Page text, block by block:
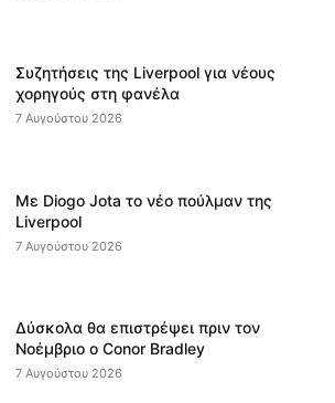
Συζητήσεις της Liverpool για νέους
χορηγούς στη φανέλα
7 Αυγούστου 2026
Με Diogo Jota το νέο πούλμαν της
Liverpool
7 Αυγούστου 2026
Δύσκολα θα επιστρέψει πριν τον
Νοέμβριο ο Conor Bradley
7 Αυγούστου 2026